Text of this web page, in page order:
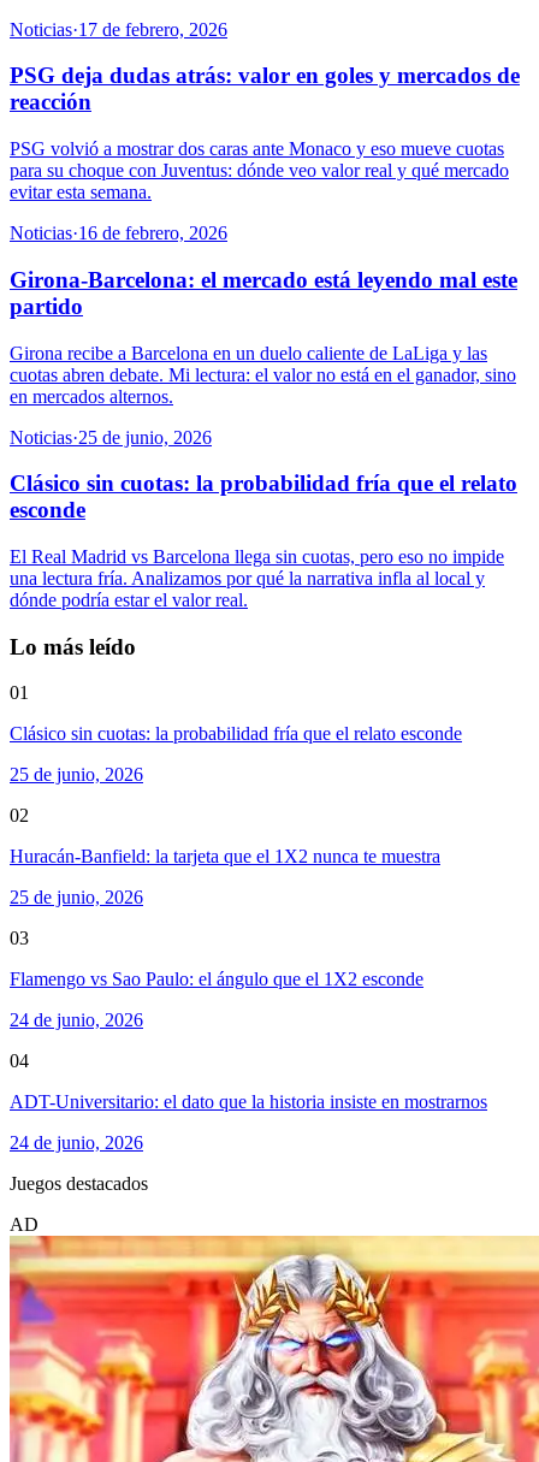
Noticias·17 de febrero, 2026
PSG deja dudas atrás: valor en goles y mercados de
reacción
PSG volvió a mostrar dos caras ante Monaco y eso mueve cuotas
para su choque con Juventus: dónde veo valor real y qué mercado
evitar esta semana.
Noticias·16 de febrero, 2026
Girona-Barcelona: el mercado está leyendo mal este
partido
Girona recibe a Barcelona en un duelo caliente de LaLiga y las
cuotas abren debate. Mi lectura: el valor no está en el ganador, sino
en mercados alternos.
Noticias·25 de junio, 2026
Clásico sin cuotas: la probabilidad fría que el relato
esconde
El Real Madrid vs Barcelona llega sin cuotas, pero eso no impide
una lectura fría. Analizamos por qué la narrativa infla al local y
dónde podría estar el valor real.
Lo más leído
01
Clásico sin cuotas: la probabilidad fría que el relato esconde
25 de junio, 2026
02
Huracán-Banfield: la tarjeta que el 1X2 nunca te muestra
25 de junio, 2026
03
Flamengo vs Sao Paulo: el ángulo que el 1X2 esconde
24 de junio, 2026
04
ADT-Universitario: el dato que la historia insiste en mostrarnos
24 de junio, 2026
Juegos destacados
AD